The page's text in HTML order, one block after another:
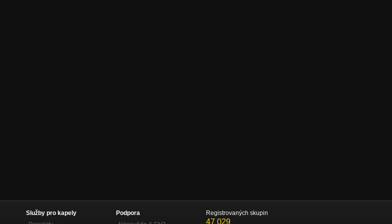
Služby pro kapely
Podpora
Registrovaných skupin
47 029